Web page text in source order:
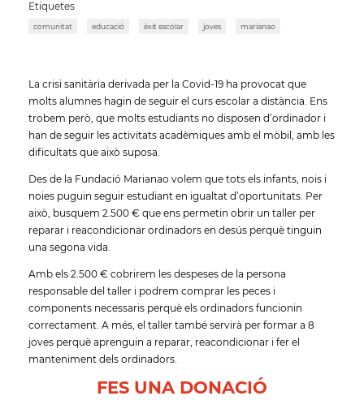
Etiquetes
comunitat educació èxit escolar joves marianao
La crisi sanitària derivada per la Covid-19 ha provocat que
molts alumnes hagin de seguir el curs escolar a distància. Ens
trobem però, que molts estudiants no disposen d’ordinador i
han de seguir les activitats acadèmiques amb el mòbil, amb les
dificultats que això suposa.
Des de la Fundació Marianao volem que tots els infants, nois i
noies puguin seguir estudiant en igualtat d’oportunitats. Per
això, busquem 2.500 € que ens permetin obrir un taller per
reparar i reacondicionar ordinadors en desús perquè tinguin
una segona vida.
Amb els 2.500 € cobrirem les despeses de la persona
responsable del taller i podrem comprar les peces i
components necessaris perquè els ordinadors funcionin
correctament. A més, el taller també servirà per formar a 8
joves perquè aprenguin a reparar, reacondicionar i fer el
manteniment dels ordinadors.
FES UNA DONACIÓ